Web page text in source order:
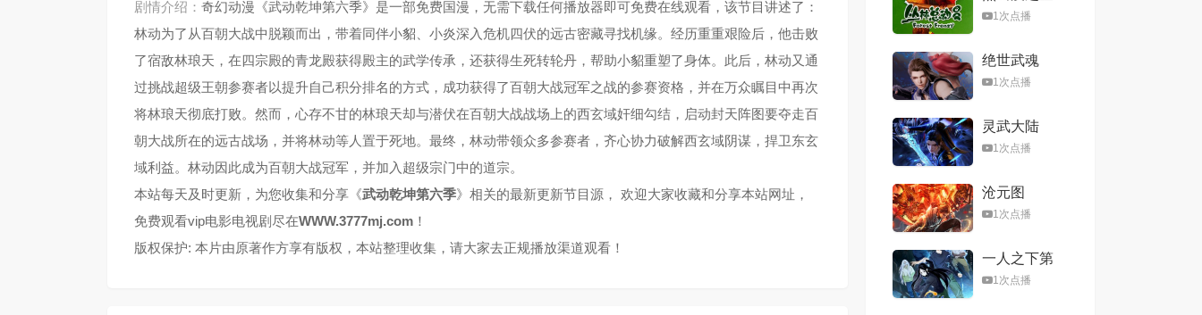
剧情介绍： 奇幻动漫《武动乾坤第六季》是一部免费国漫，无需下载任何播放器即可免费在线观看，该节目讲述了：
林动为了从百朝大战中脱颖而出，带着同伴小貂、小炎深入危机四伏的远古密藏寻找机缘。经历重重艰险后，他击败
了宿敌林琅天，在四宗殿的青龙殿获得殿主的武学传承，还获得生死转轮丹，帮助小貂重塑了身体。此后，林动又通
过挑战超级王朝参赛者以提升自己积分排名的方式，成功获得了百朝大战冠军之战的参赛资格，并在万众瞩目中再次
将林琅天彻底打败。然而，心存不甘的林琅天却与潜伏在百朝大战战场上的西玄域奸细勾结，启动封天阵图要夺走百
朝大战所在的远古战场，并将林动等人置于死地。最终，林动带领众多参赛者，齐心协力破解西玄域阴谋，捍卫东玄
域利益。林动因此成为百朝大战冠军，并加入超级宗门中的道宗。
本站每天及时更新，为您收集和分享《武动乾坤第六季》相关的最新更新节目源， 欢迎大家收藏和分享本站网址，
免费观看vip电影电视剧尽在WWW.3777mj.com ！
版权保护: 本片由原著作方享有版权，本站整理收集，请大家去正规播放渠道观看！
林总动员
1次点播
绝世武魂
1次点播
灵武大陆
1次点播
沧元图
1次点播
一人之下第
六季1次点播